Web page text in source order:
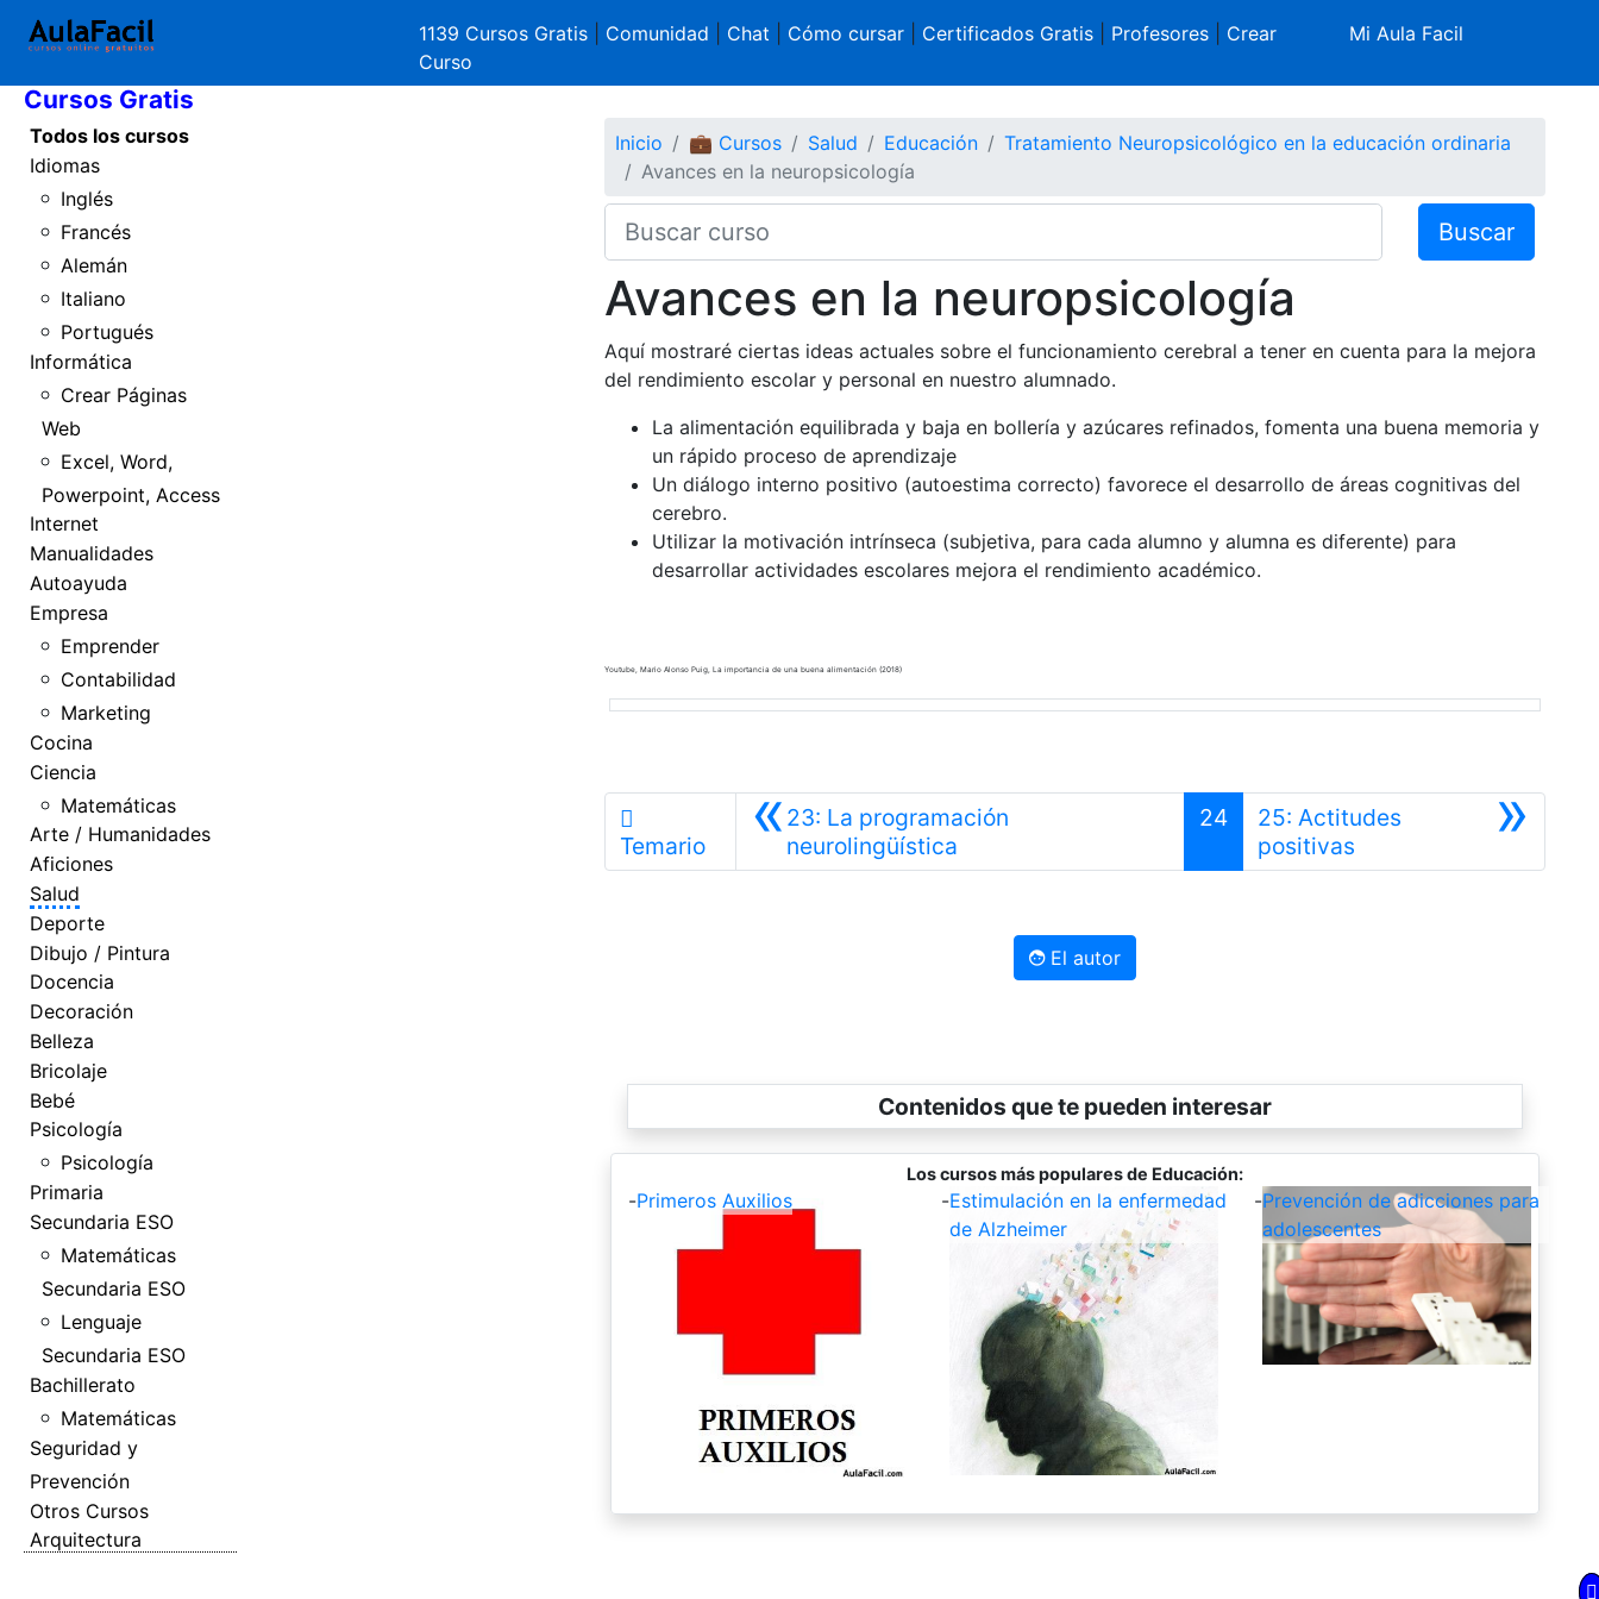
1139 Cursos Gratis Comunidad Chat Cómo cursar| Certificados Gratis| Profesores| Crear
Curso
Mi Aula Facil
Inicio
Cursos Gratis
Todos los cursos
Idiomas
Inglés
Francés
Alemán
Italiano
Portugués
Informática
Crear Páginas
Web
Excel, Word,
Powerpoint, Access
Internet
Manualidades
Autoayuda
Empresa
Emprender
Contabilidad
Marketing
Cocina
Ciencia
Matemáticas
Arte / Humanidades
Aficiones
Salud
Deporte
Dibujo / Pintura
Docencia
Decoración
Belleza
Bricolaje
Bebé
Psicología
Psicología
Primaria
Secundaria ESO
Matemáticas
Secundaria ESO
Lenguaje
Secundaria ESO
Bachillerato
Matemáticas
Seguridad y
Prevención
Otros Cursos
Arquitectura
Inicio 💼 Cursos Salud Educación
Tratamiento Neuropsicológico en la educación ordinaria
Avances en la neuropsicología
Buscar
Avances en la neuropsicología
Aquí mostraré ciertas ideas actuales sobre el funcionamiento cerebral a tener en cuenta para la mejora
del rendimiento escolar y personal en nuestro alumnado.
La alimentación equilibrada y baja en bollería y azúcares refinados, fomenta una buena memoria y
un rápido proceso de aprendizaje
Un diálogo interno positivo (autoestima correcto) favorece el desarrollo de áreas cognitivas del
cerebro.
Utilizar la motivación intrínseca (subjetiva, para cada alumno y alumna es diferente) para
desarrollar actividades escolares mejora el rendimiento académico.
Youtube, Mario Alonso Puig, La importancia de una buena alimentación (2018)
Temario «23: La programación
neurolingüísticaAnterior
24 »
25: Actitudes
positivas
El autor
Contenidos que te pueden interesar
Los cursos más populares de Educación:
-Primeros Auxilios -Estimulación en la enfermedad
de Alzheimer
-Prevención de adicciones para
adolescentes